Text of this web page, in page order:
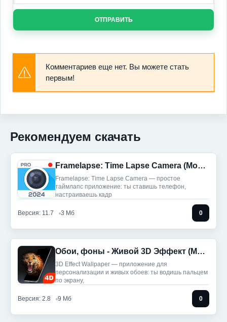
ОТПРАВИТЬ
Комментариев еще нет. Вы можете стать
первым!
Рекомендуем скачать
Framelapse: Time Lapse Camera (Мод, Unlocked)
Framelapse: Time Lapse Camera — простое
таймлапс приложение: ты ставишь телефон,
настраиваешь кадр
Версия: 11.7 3 Мб 0
Обои, фоны - Живой 3D Эффект (Мод, Unlocked)
3D Effect Wallpaper — приложение для
персонализации и живых обоев: ты водишь пальцем
по экрану,
Версия: 2.8 9 Мб 0